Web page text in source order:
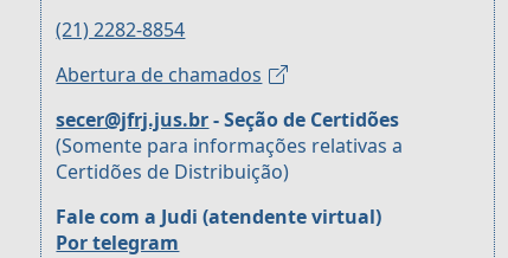
(21) 2282-8854
Abertura de chamados
secer@jfrj.jus.br- Seção de Certidões
(Somente para informações relativas a
Certidões de Distribuição)
Fale com a Judi (atendente virtual)
Por telegram